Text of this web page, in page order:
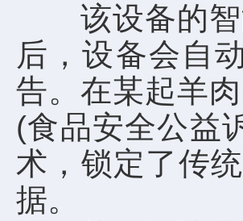
该设备的智
后，设备会自
告。在某起羊
(食品安全公益
术，锁定了传
据。